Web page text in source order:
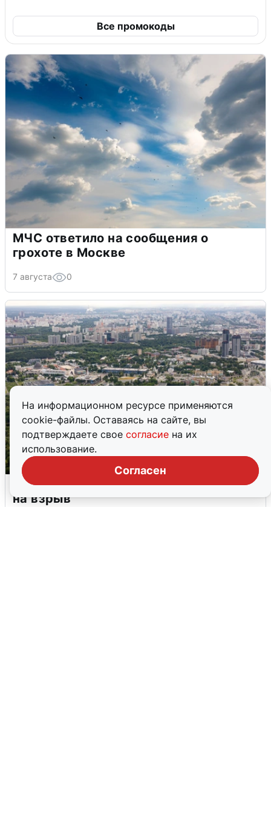
На информационном ресурсе применяются
cookie-файлы. Оставаясь на сайте, вы
подтверждаете свое согласие на их
использование.
Согласен
Все промокоды
МЧС ответило на сообщения о
грохоте в Москве
7 августа 0
Москвичи услышали грохот, похожий
на взрыв